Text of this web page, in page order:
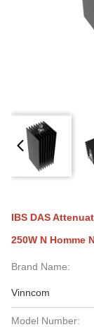
IBS DAS
250W N Homme
Brand Name:
Vinncom
Model Number: